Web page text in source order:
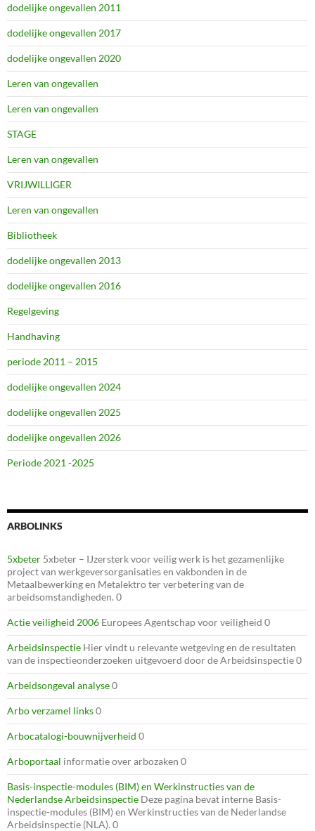
dodelijke ongevallen 2011
dodelijke ongevallen 2017
dodelijke ongevallen 2020
Leren van ongevallen
Leren van ongevallen
STAGE
Leren van ongevallen
VRIJWILLIGER
Leren van ongevallen
Bibliotheek
dodelijke ongevallen 2013
dodelijke ongevallen 2016
Regelgeving
Handhaving
periode 2011 – 2015
dodelijke ongevallen 2024
dodelijke ongevallen 2025
dodelijke ongevallen 2026
Periode 2021 -2025
ARBOLINKS
5xbeter 5xbeter – IJzersterk voor veilig werk is het gezamenlijke
project van werkgeversorganisaties en vakbonden in de
Metaalbewerking en Metalektro ter verbetering van de
arbeidsomstandigheden. 0
Actie veiligheid 2006 Europees Agentschap voor veiligheid 0
Arbeidsinspectie Hier vindt u relevante wetgeving en de resultaten
van de inspectieonderzoeken uitgevoerd door de Arbeidsinspectie 0
Arbeidsongeval analyse0
Arbo verzamel links0
Arbocatalogi-bouwnijverheid 0
Arboportaal informatie over arbozaken 0
Basis-inspectie-modules (BIM) en Werkinstructies van de
Nederlandse Arbeidsinspectie Deze pagina bevat interne Basis-
inspectie-modules (BIM) en Werkinstructies van de Nederlandse
Arbeidsinspectie (NLA). 0